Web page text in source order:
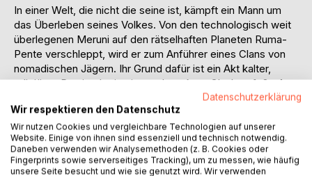
In einer Welt, die nicht die seine ist, kämpft ein Mann um
das Überleben seines Volkes. Von den technologisch weit
überlegenen Meruni auf den rätselhaften Planeten Ruma-
Pente verschleppt, wird er zum Anführer eines Clans von
nomadischen Jägern. Ihr Grund dafür ist ein Akt kalter,
religiöser Praxis, der in einem abstrakten Glauben fußt. Aus
Fritz-Herbert Gerstenberger, einem alten, sterbenden
Mann, wird Fitz der jugendliche Jäger in einer primitiven
Welt. Die Pläne der Meruni sind für ihn undurchschaubar.
Die Menschen sind für sie nur primitive Kreaturen. Hier, auf
Ruma-Pente, kämpfen die Nachkommen von Kelten und
Griechen, Tolteken und Ägyptern sowie anderer antiker
Datenschutzerklärung
Wir respektieren den Datenschutz
Wir nutzen Cookies und vergleichbare Technologien auf unserer
Website. Einige von ihnen sind essenziell und technisch notwendig.
Daneben verwenden wir Analysemethoden (z. B. Cookies oder
Fingerprints sowie serverseitiges Tracking), um zu messen, wie häufig
unsere Seite besucht und wie sie genutzt wird. Wir verwenden